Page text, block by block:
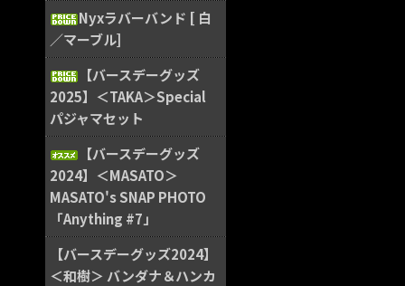
Nyxラバーバンド [ 白
／マーブル]
【バースデーグッズ
2025】＜TAKA＞Special
パジャマセット
【バースデーグッズ
2024】＜MASATO＞
MASATO's SNAP PHOTO
「Anything #7」
【バースデーグッズ2024】
＜和樹＞ バンダナ＆ハンカ